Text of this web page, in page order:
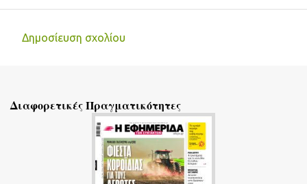
λ
Δημοσίευση σχολίου
Διαφορετικές Πραγματικότητες